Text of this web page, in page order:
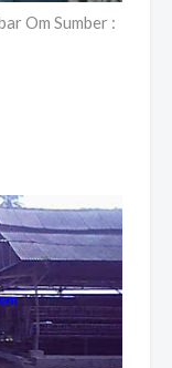
Om Sumber :